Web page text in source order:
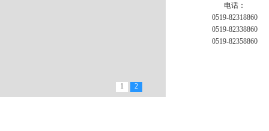
1 2
电话：
0519-82318860
0519-82338860
0519-82358860